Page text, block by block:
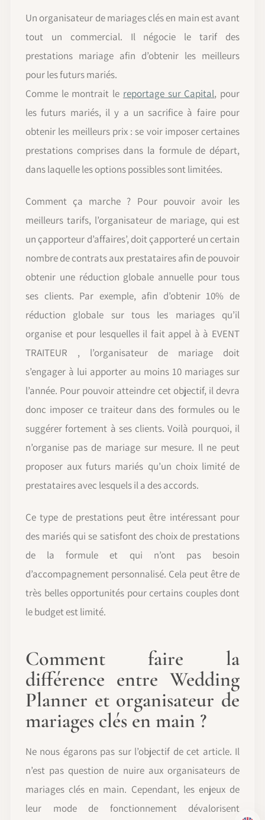
Un organisateur de mariages clés en main est avant
tout un commercial. Il négocie le tarif des
prestations mariage afin d’obtenir les meilleurs
pour les futurs mariés.
Comme le montrait le reportage sur Capital, pour
les futurs mariés, il y a un sacrifice à faire pour
obtenir les meilleurs prix : se voir imposer certaines
prestations comprises dans la formule de départ,
dans laquelle les options possibles sont limitées.
Comment ça marche ? Pour pouvoir avoir les
meilleurs tarifs, l’organisateur de mariage, qui est
un çapporteur d’affaires’, doit çapporteré un certain
nombre de contrats aux prestataires afin de pouvoir
obtenir une réduction globale annuelle pour tous
ses clients. Par exemple, afin d’obtenir 10% de
réduction globale sur tous les mariages qu’il
organise et pour lesquelles il fait appel à à EVENT
TRAITEUR , l’organisateur de mariage doit
s’engager à lui apporter au moins 10 mariages sur
l’année. Pour pouvoir atteindre cet objectif, il devra
donc imposer ce traiteur dans des formules ou le
suggérer fortement à ses clients. Voilà pourquoi, il
n’organise pas de mariage sur mesure. Il ne peut
proposer aux futurs mariés qu’un choix limité de
prestataires avec lesquels il a des accords.
Ce type de prestations peut être intéressant pour
des mariés qui se satisfont des choix de prestations
de la formule et qui n’ont pas besoin
d’accompagnement personnalisé. Cela peut être de
très belles opportunités pour certains couples dont
le budget est limité.
Comment faire la
différence entre Wedding
Planner et organisateur de
mariages clés en main ?
Ne nous égarons pas sur l’objectif de cet article. Il
n’est pas question de nuire aux organisateurs de
mariages clés en main. Cependant, les enjeux de
leur mode de fonctionnement dévalorisent